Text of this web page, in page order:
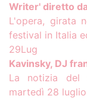
Writer' diretto
L'opera, girata
festival in Italia
29Lug
Kavinsky, DJ
La notizia del
martedì 28